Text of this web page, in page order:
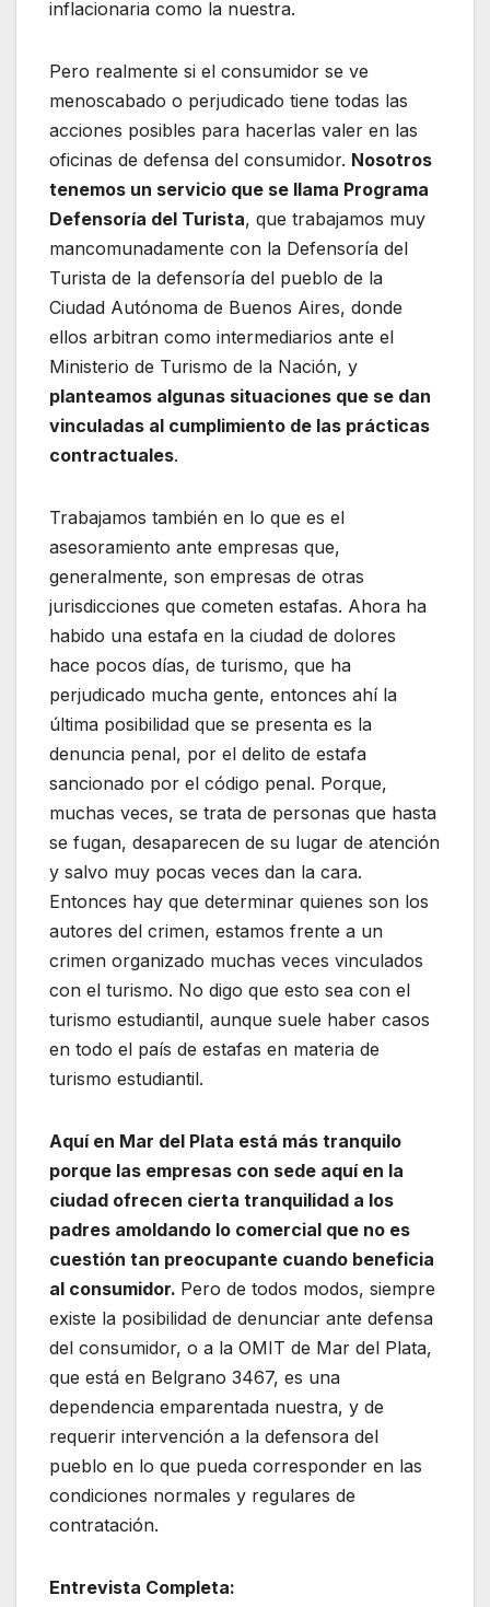
inflacionaria como la nuestra.
Pero realmente si el consumidor se ve
menoscabado o perjudicado tiene todas las
acciones posibles para hacerlas valer en las
oficinas de defensa del consumidor. Nosotros
tenemos un servicio que se llama Programa
Defensoría del Turista, que trabajamos muy
mancomunadamente con la Defensoría del
Turista de la defensoría del pueblo de la
Ciudad Autónoma de Buenos Aires, donde
ellos arbitran como intermediarios ante el
Ministerio de Turismo de la Nación, y
planteamos algunas situaciones que se dan
vinculadas al cumplimiento de las prácticas
contractuales.
Trabajamos también en lo que es el
asesoramiento ante empresas que,
generalmente, son empresas de otras
jurisdicciones que cometen estafas. Ahora ha
habido una estafa en la ciudad de dolores
hace pocos días, de turismo, que ha
perjudicado mucha gente, entonces ahí la
última posibilidad que se presenta es la
denuncia penal, por el delito de estafa
sancionado por el código penal. Porque,
muchas veces, se trata de personas que hasta
se fugan, desaparecen de su lugar de atención
y salvo muy pocas veces dan la cara.
Entonces hay que determinar quienes son los
autores del crimen, estamos frente a un
crimen organizado muchas veces vinculados
con el turismo. No digo que esto sea con el
turismo estudiantil, aunque suele haber casos
en todo el país de estafas en materia de
turismo estudiantil.
Aquí en Mar del Plata está más tranquilo
porque las empresas con sede aquí en la
ciudad ofrecen cierta tranquilidad a los
padres amoldando lo comercial que no es
cuestión tan preocupante cuando beneficia
al consumidor. Pero de todos modos, siempre
existe la posibilidad de denunciar ante defensa
del consumidor, o a la OMIT de Mar del Plata,
que está en Belgrano 3467, es una
dependencia emparentada nuestra, y de
requerir intervención a la defensora del
pueblo en lo que pueda corresponder en las
condiciones normales y regulares de
contratación.
Entrevista Completa: